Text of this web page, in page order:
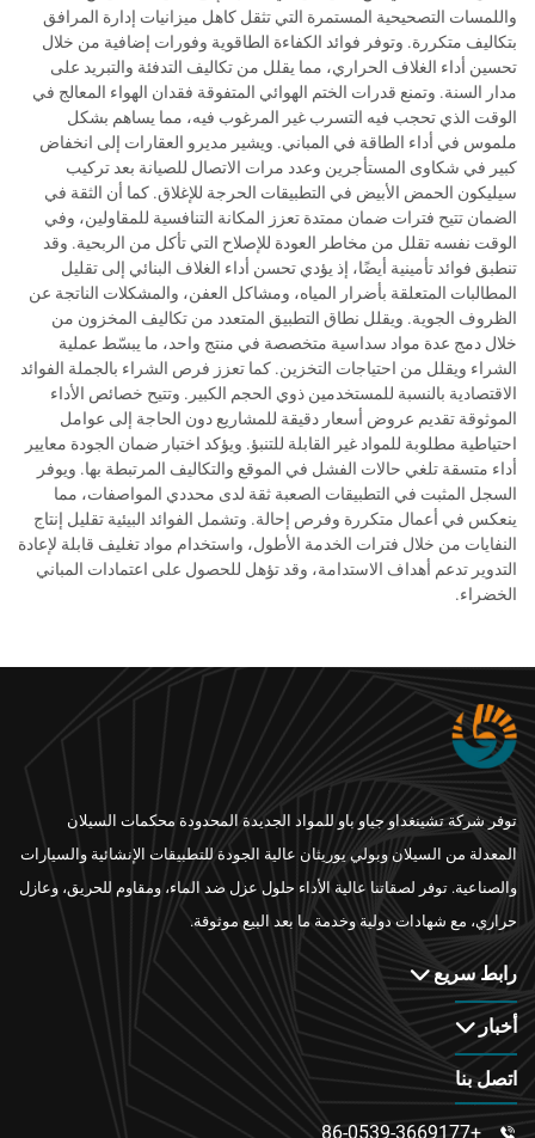
واللمسات التصحيحية المستمرة التي تثقل كاهل ميزانيات إدارة المرافق
بتكاليف متكررة. وتوفر فوائد الكفاءة الطاقوية وفورات إضافية من خلال
تحسين أداء الغلاف الحراري، مما يقلل من تكاليف التدفئة والتبريد على
مدار السنة. وتمنع قدرات الختم الهوائي المتفوقة فقدان الهواء المعالج في
الوقت الذي تحجب فيه التسرب غير المرغوب فيه، مما يساهم بشكل
ملموس في أداء الطاقة في المباني. ويشير مديرو العقارات إلى انخفاض
كبير في شكاوى المستأجرين وعدد مرات الاتصال للصيانة بعد تركيب
سيليكون الحمض الأبيض في التطبيقات الحرجة للإغلاق. كما أن الثقة في
الضمان تتيح فترات ضمان ممتدة تعزز المكانة التنافسية للمقاولين، وفي
الوقت نفسه تقلل من مخاطر العودة للإصلاح التي تأكل من الربحية. وقد
تنطبق فوائد تأمينية أيضًا، إذ يؤدي تحسن أداء الغلاف البنائي إلى تقليل
المطالبات المتعلقة بأضرار المياه، ومشاكل العفن، والمشكلات الناتجة عن
الظروف الجوية. ويقلل نطاق التطبيق المتعدد من تكاليف المخزون من
خلال دمج عدة مواد سداسية متخصصة في منتج واحد، ما يبسّط عملية
الشراء ويقلل من احتياجات التخزين. كما تعزز فرص الشراء بالجملة الفوائد
الاقتصادية بالنسبة للمستخدمين ذوي الحجم الكبير. وتتيح خصائص الأداء
الموثوقة تقديم عروض أسعار دقيقة للمشاريع دون الحاجة إلى عوامل
احتياطية مطلوبة للمواد غير القابلة للتنبؤ. ويؤكد اختبار ضمان الجودة معايير
أداء متسقة تلغي حالات الفشل في الموقع والتكاليف المرتبطة بها. ويوفر
السجل المثبت في التطبيقات الصعبة ثقة لدى محددي المواصفات، مما
ينعكس في أعمال متكررة وفرص إحالة. وتشمل الفوائد البيئية تقليل إنتاج
النفايات من خلال فترات الخدمة الأطول، واستخدام مواد تغليف قابلة لإعادة
التدوير تدعم أهداف الاستدامة، وقد تؤهل للحصول على اعتمادات المباني
الخضراء.
توفر شركة تشينغداو جياو باو للمواد الجديدة المحدودة محكمات السيلان
المعدلة من السيلان وبولي يوريثان عالية الجودة للتطبيقات الإنشائية والسيارات
والصناعية. توفر لصقاتنا عالية الأداء حلول عزل ضد الماء، ومقاوم للحريق، وعازل
حراري، مع شهادات دولية وخدمة ما بعد البيع موثوقة.
رابط سريع
أخبار
اتصل بنا

+86-0539-3669177